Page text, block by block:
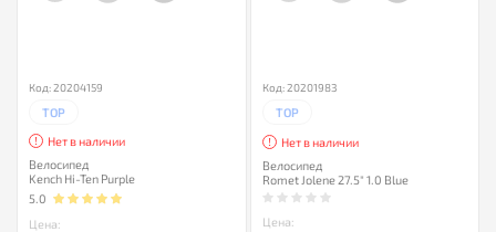
Код: 20204159
TOP
Нет в наличии
Велосипед
Kench Hi-Ten Purple
5.0
Цена:
Код: 20201983
TOP
Нет в наличии
Велосипед
Romet Jolene 27.5" 1.0 Blue
Цена: